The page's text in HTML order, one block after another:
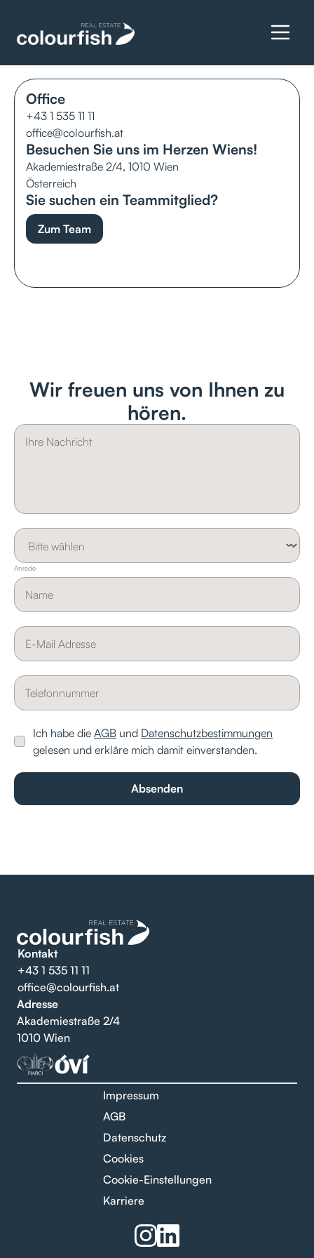
Lassen Sie uns über Ihr
Anliegen sprechen.
Office
+43 1 535 11 11
office@colourfish.at
Besuchen Sie uns im Herzen Wiens!
Akademiestraße 2/4, 1010 Wien
Österreich
Sie suchen ein Teammitglied?
Zum Team
Wir freuen uns von Ihnen zu
hören.
Anrede
Ich habe dieAGB und Datenschutzbestimmungen
gelesen und erkläre mich damit einverstanden.
Kontakt
+43 1 535 11 11
office@colourfish.at
Adresse
Akademiestraße 2/4
1010 Wien
Impressum
AGB
Datenschutz
Cookies
Cookie-Einstellungen
Karriere